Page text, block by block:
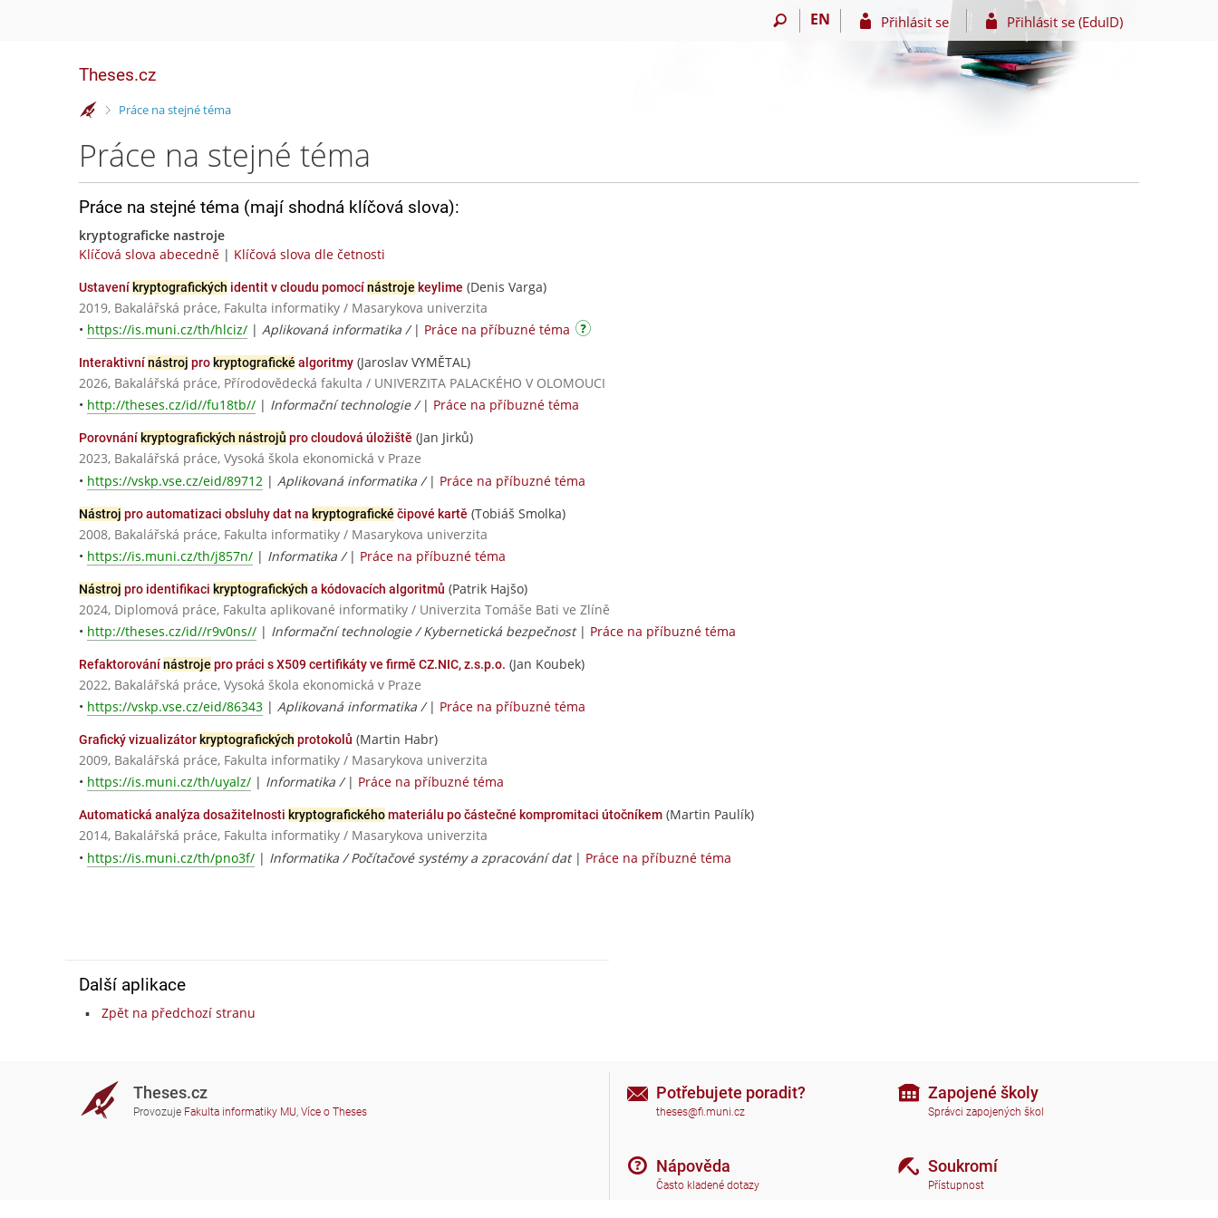
EN Přihlásit se Přihlásit se (EduID)
Theses.cz
>Práce na stejné téma
Práce na stejné téma
Práce na stejné téma (mají shodná klíčová slova):
kryptograficke nastroje
Klíčová slova abecedně | Klíčová slova dle četnosti
Ustavení kryptografických identit v cloudu pomocínástroje keylime (Denis Varga)
2019, Bakalářská práce, Fakulta informatiky / Masarykova univerzita
• https://is.muni.cz/th/hlciz/ | Aplikovaná informatika / | Práce na příbuzné téma
Interaktivnínástroj pro kryptografické algoritmy (Jaroslav VYMĚTAL)
2026, Bakalářská práce, Přírodovědecká fakulta / UNIVERZITA PALACKÉHO V OLOMOUCI
• http://theses.cz/id//fu18tb// | Informační technologie / | Práce na příbuzné téma
Porovnání kryptografických nástrojů pro cloudová úložiště (Jan Jirků)
2023, Bakalářská práce, Vysoká škola ekonomická v Praze
• https://vskp.vse.cz/eid/89712 | Aplikovaná informatika / | Práce na příbuzné téma
Nástroj pro automatizaci obsluhy dat na kryptografické čipové kartě (Tobiáš Smolka)
2008, Bakalářská práce, Fakulta informatiky / Masarykova univerzita
• https://is.muni.cz/th/j857n/ | Informatika / | Práce na příbuzné téma
Nástroj pro identifikaci kryptografických a kódovacích algoritmů (Patrik Hajšo)
2024, Diplomová práce, Fakulta aplikované informatiky / Univerzita Tomáše Bati ve Zlíně
• http://theses.cz/id//r9v0ns// | Informační technologie / Kybernetická bezpečnost| Práce na příbuzné téma
Refaktorovánínástroje pro práci s X509 certifikáty ve firmě CZ.NIC, z.s.p.o. (Jan Koubek)
2022, Bakalářská práce, Vysoká škola ekonomická v Praze
• https://vskp.vse.cz/eid/86343 | Aplikovaná informatika / | Práce na příbuzné téma
Grafický vizualizátor kryptografických protokolů (Martin Habr)
2009, Bakalářská práce, Fakulta informatiky / Masarykova univerzita
• https://is.muni.cz/th/uyalz/ | Informatika / | Práce na příbuzné téma
Automatická analýza dosažitelnosti kryptografickéhomateriálu po částečné kompromitaci útočníkem (Martin Paulík)
2014, Bakalářská práce, Fakulta informatiky / Masarykova univerzita
• https://is.muni.cz/th/pno3f/ | Informatika / Počítačové systémy a zpracování dat| Práce na příbuzné téma
Další aplikace
Zpět na předchozí stranu
Theses.cz
Provozuje Fakulta informatiky MU, Více o Theses
Potřebujete poradit?
theses@fi.muni.cz
Nápověda
Často kladené dotazy
Zapojené školy
Správci zapojených škol
Soukromí
Přístupnost